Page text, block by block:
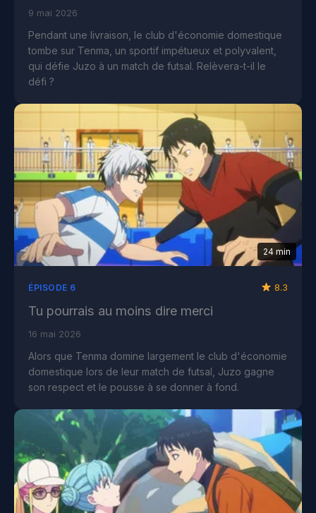
9 mai 2026
Pendant une livraison, le club d'économie domestique
tombe sur Tenma, un sportif impétueux et polyvalent,
qui défie Juzo à un match de futsal. Relèvera-t-il le
défi ?
24 min
ÉPISODE 6 8.3
Tu pourrais au moins dire merci
16 mai 2026
Alors que Tenma domine largement le club d'économie
domestique lors de leur match de futsal, Juzo gagne
son respect et le pousse à se donner à fond.